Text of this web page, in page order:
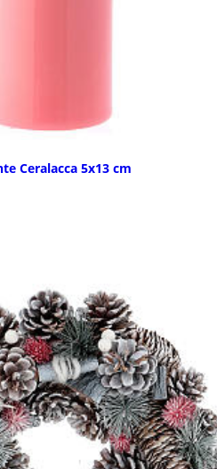
Ceralacca 5x13 cm